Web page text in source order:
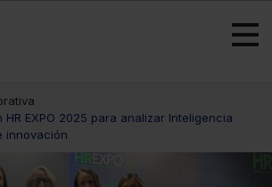
HR EXPO 2025 para analizar Inteligencia
innovación